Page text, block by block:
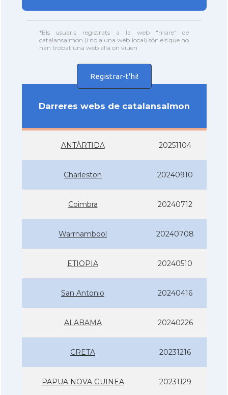
*Els usuaris registrats a la web "mare" de
catalansalmon (i no a una web local) són els que no
han trobat una web allà on viuen
Registrar-t'hi!
Darreres webs de catalansalmon
ANTÀRTIDA 20251104
Charleston 20240910
Coimbra 20240712
Warrnambool 20240708
ETIOPIA 20240510
San Antonio 20240416
ALABAMA 20240226
CRETA 20231216
PAPUA NOVA GUINEA 20231129